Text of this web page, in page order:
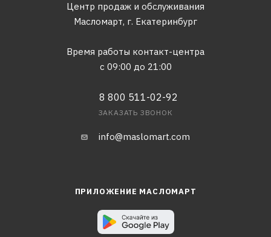
Центр продаж и обслуживания
Масломарт, г. Екатеринбург
Время работы контакт-центра
с 09:00 до 21:00
8 800 511-02-92
ЗАКАЗАТЬ ЗВОНОК
info@maslomart.com
ПРИЛОЖЕНИЕ МАСЛОМАРТ